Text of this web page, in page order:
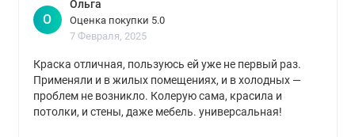
О
Ольга
Оценка покупки 5.0
7 Февраля, 2025
Краска отличная, пользуюсь ей уже не первый раз.
Применяли и в жилых помещениях, и в холодных —
проблем не возникло. Колерую сама, красила и
потолки, и стены, даже мебель. универсальная!